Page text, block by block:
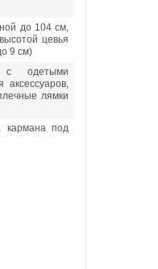
до 104 см,
цевья
9 см)
с одетыми
лямки
под